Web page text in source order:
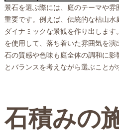
景石を選ぶ際には、庭のテーマや
重要です。例えば、伝統的な枯山水
ダイナミックな景観を作り出しま
を使用して、落ち着いた雰囲気を演
石の質感や色味も庭全体の調和に
とバランスを考えながら選ぶことが
石積みの